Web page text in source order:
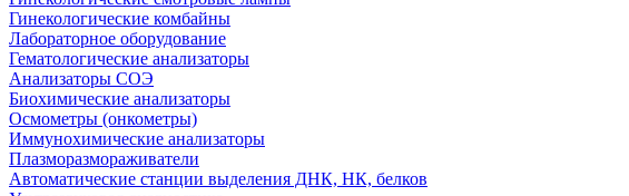
Гинекологические комбайны
Лабораторное оборудование
Гематологические анализаторы
Анализаторы СОЭ
Биохимические анализаторы
Осмометры (онкометры)
Иммунохимические анализаторы
Плазморазмораживатели
Автоматические станции выделения ДНК, НК, белков